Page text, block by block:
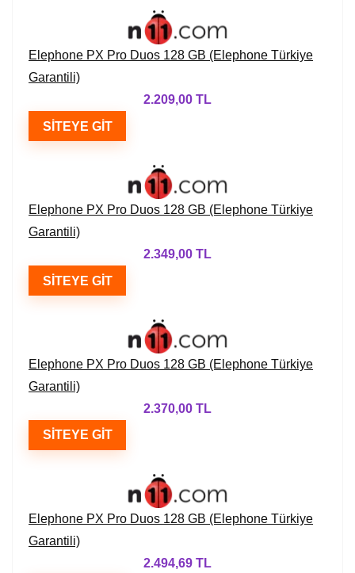
Elephone PX Pro Duos 128 GB (Elephone Türkiye
Garantili)
2.209,00 TL
SITEYE GIT
Elephone PX Pro Duos 128 GB (Elephone Türkiye
Garantili)
2.349,00 TL
SITEYE GIT
Elephone PX Pro Duos 128 GB (Elephone Türkiye
Garantili)
2.370,00 TL
SITEYE GIT
Elephone PX Pro Duos 128 GB (Elephone Türkiye
Garantili)
2.494,69 TL